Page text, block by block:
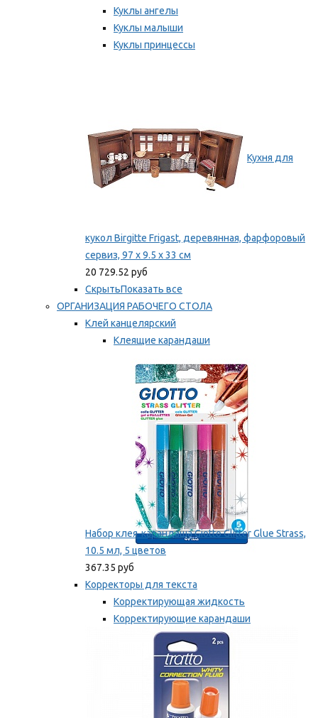
Куклы ангелы
Куклы малыши
Куклы принцессы
Кухня для
кукол Birgitte Frigast, деревянная, фарфоровый
сервиз, 97 x 9.5 x 33 см
20 729.52 руб
СкрытьПоказать все
ОРГАНИЗАЦИЯ РАБОЧЕГО СТОЛА
Клей канцелярский
Клеящие карандаши
Мы рекомендуем
Набор клея-карандаша Giotto Glitter Glue Strass,
10.5 мл, 5 цветов
367.35 руб
Корректоры для текста
Корректирующая жидкость
Корректирующие карандаши
Корректирующие ленты
Мы рекомендуем